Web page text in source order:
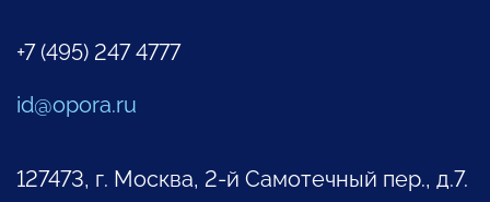
+7 (495) 247 4777
id@opora.ru
127473, г. Москва, 2-й Самотечный пер., д.7.